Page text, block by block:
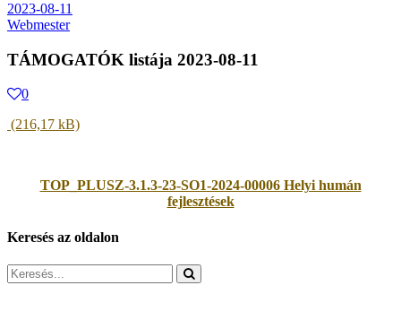
2023-08-11
Webmester
TÁMOGATÓK listája 2023-08-11
0
TOP_PLUSZ-3.1.3-23-SO1-2024-00006 Helyi humán
fejlesztések
Keresés az oldalon
Search
for: